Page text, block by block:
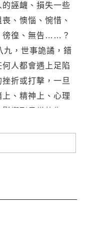
誣衊、損失一些
、懊惱、惋惜、
徬徨、無告……？
，世事詭譎，錯
人都會遇上足陷
折或打擊，一旦
、精神上、心理
快的人或事，且
定有一件是你當
題，如果你耐心
你如何應付，看